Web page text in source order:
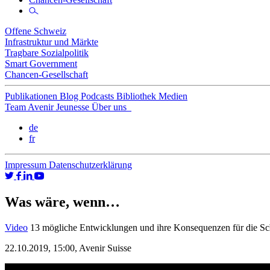
Offene Schweiz
Infrastruktur und Märkte
Tragbare Sozialpolitik
Smart Government
Chancen-Gesellschaft
Publikationen Blog Podcasts Bibliothek Medien
Team Avenir Jeunesse Über uns
de
fr
Impressum Datenschutzerklärung
Was wäre, wenn…
Video 13 mögliche Entwicklungen und ihre Konsequenzen für die
22.10.2019, 15:00, Avenir Suisse